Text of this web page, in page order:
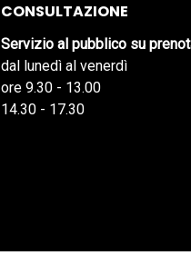
CONSULTAZIONE
Servizio al pubblico su
dal lunedì al venerdì
ore 9.30 - 13.00
14.30 - 17.30